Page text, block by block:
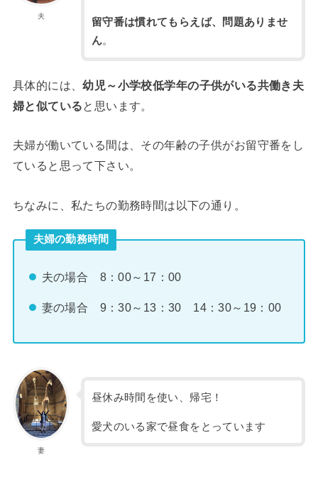
夫
留守番は慣れてもらえば、問題ありませ
ん。
具体的には、幼児～小学校低学年の子供がいる共働き夫
婦と似ていると思います。
夫婦が働いている間は、その年齢の子供がお留守番をし
ていると思って下さい。
ちなみに、私たちの勤務時間は以下の通り。
夫婦の勤務時間
夫の場合 8：00～17：00
妻の場合 9：30～13：30 14：30～19：00
妻
昼休み時間を使い、帰宅！
愛犬のいる家で昼食をとっています